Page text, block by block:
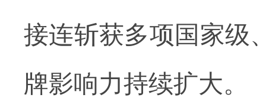
接连斩获多项国家级
牌影响力持续扩大。